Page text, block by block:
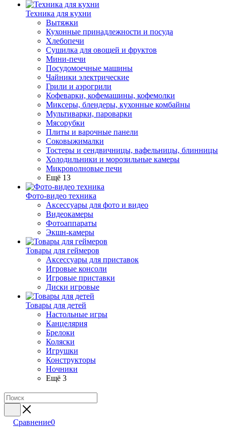
Техника для кухни
Вытяжки
Кухонные принадлежности и посуда
Хлебопечи
Сушилка для овощей и фруктов
Мини-печи
Посудомоечные машины
Чайники электрические
Грили и аэрогрили
Кофеварки, кофемашины, кофемолки
Миксеры, блендеры, кухонные комбайны
Мультиварки, пароварки
Мясорубки
Плиты и варочные панели
Соковыжималки
Тостеры и сендвичницы, вафельницы, блинницы
Холодильники и морозильные камеры
Микроволновые печи
Ещё 13
Фото-видео техника
Аксессуары для фото и видео
Видеокамеры
Фотоаппараты
Экшн-камеры
Товары для геймеров
Аксессуары для приставок
Игровые консоли
Игровые приставки
Диски игровые
Товары для детей
Настольные игры
Канцелярия
Брелоки
Коляски
Игрушки
Конструкторы
Ночники
Ещё 3
Сравнение0